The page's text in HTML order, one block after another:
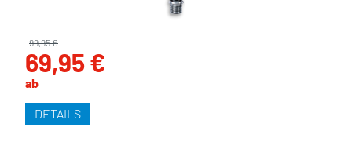
ab
69,95 €
99,95 €
DETAILS